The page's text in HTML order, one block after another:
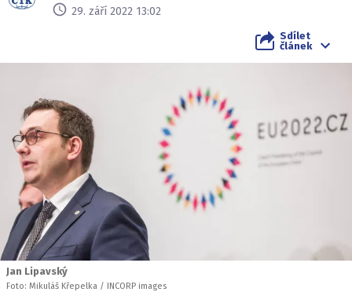
29. září 2022 13:02
Sdílet
článek
Jan Lipavský
Foto: Mikuláš Křepelka / INCORP images